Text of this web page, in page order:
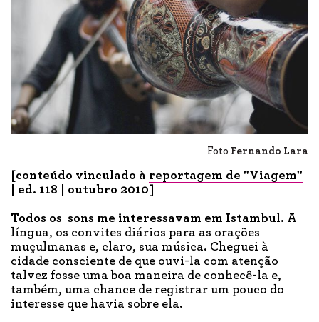
Foto Fernando Lara
[conteúdo vinculado à reportagem de "Viagem"
| ed. 118 | outubro 2010]
Todos os sons me interessavam em Istambul. A
língua, os convites diários para as orações
muçulmanas e, claro, sua música. Cheguei à
cidade consciente de que ouvi-la com atenção
talvez fosse uma boa maneira de conhecê-la e,
também, uma chance de registrar um pouco do
interesse que havia sobre ela.